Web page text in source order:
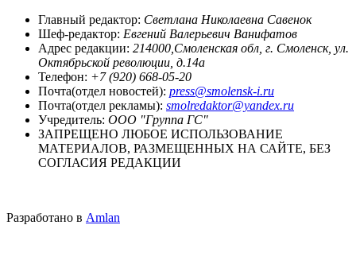
Главный редактор: Светлана Николаевна Савенок
Шеф-редактор: Евгений Валерьевич Ванифатов
Адрес редакции: 214000,Смоленская обл, г. Смоленск, ул.
Октябрьской революции, д.14а
Телефон: +7 (920) 668-05-20
Почта(отдел новостей): press@smolensk-i.ru
Почта(отдел рекламы): smolredaktor@yandex.ru
Учредитель: ООО "Группа ГС"
ЗАПРЕЩЕНО ЛЮБОЕ ИСПОЛЬЗОВАНИЕ
МАТЕРИАЛОВ, РАЗМЕЩЕННЫХ НА САЙТЕ, БЕЗ
СОГЛАСИЯ РЕДАКЦИИ
Разработано в Amlan